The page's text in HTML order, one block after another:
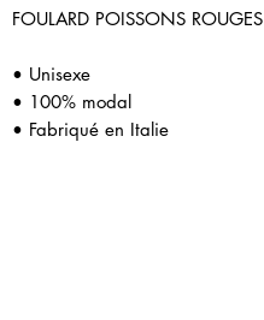
FOULARD POISSONS ROUGES
• Unisexe
• 100% modal
• Fabriqué en Italie